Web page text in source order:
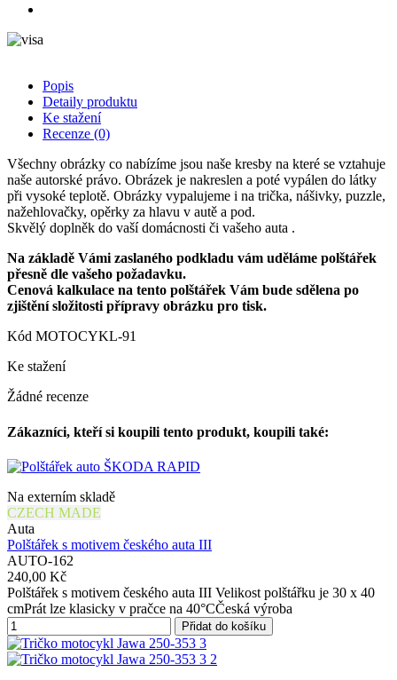
Popis
Detaily produktu
Ke stažení
Recenze (0)
Všechny obrázky co nabízíme jsou naše kresby na které se vztahuje
naše autorské právo. Obrázek je nakreslen a poté vypálen do látky
při vysoké teplotě. Obrázky vypalujeme i na trička, nášivky, puzzle,
nažehlovačky, opěrky za hlavu v autě a pod.
Skvělý doplněk do vaší domácnosti či vašeho auta .
Na základě Vámi zaslaného podkladu vám uděláme polštářek
přesně dle vašeho požadavku.
Cenová kalkulace na tento polštářek Vám bude sdělena po
zjištění složitosti přípravy obrázku pro tisk.
Kód MOTOCYKL-91
Ke stažení
Žádné recenze
Zákazníci, kteří si koupili tento produkt, koupili také:
Na externím skladě
CZECH MADE
Auta
Polštářek s motivem českého auta III
AUTO-162
240,00 Kč
Polštářek s motivem českého auta III Velikost polštářku je 30 x 40
cmPrát lze klasicky v pračce na 40°CČeská výroba
Přidat do košíku